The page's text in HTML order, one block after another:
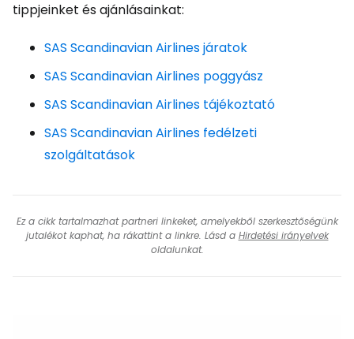
tippjeinket és ajánlásainkat:
SAS Scandinavian Airlines járatok
SAS Scandinavian Airlines poggyász
SAS Scandinavian Airlines tájékoztató
SAS Scandinavian Airlines fedélzeti
szolgáltatások
Ez a cikk tartalmazhat partneri linkeket, amelyekből szerkesztőségünk
jutalékot kaphat, ha rákattint a linkre. Lásd a Hirdetési irányelvek
oldalunkat.